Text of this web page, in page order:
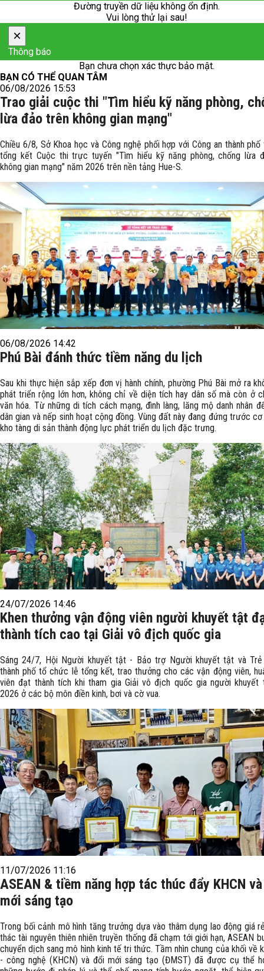
Đường truyền dữ liệu không ổn định.
Vui lòng thử lại sau!
×
Thông báo
Bạn chưa chọn xác thực bảo mật.
BẠN CÓ THỂ QUAN TÂM
06/08/2026 15:53
Trao giải cuộc thi "Tìm hiểu kỹ năng phòng,
lừa đảo trên không gian mạng"
Chiều 6/8, Sở Khoa học và Công nghệ phối hợp với Công an thành
tổng kết Cuộc thi trực tuyến "Tìm hiểu kỹ năng phòng, chống lừa
không gian mạng" năm 2026 trên nền tảng Hue-S.
06/08/2026 14:42
Phú Bài đánh thức tiềm năng du lịch
Sau khi thực hiện sắp xếp đơn vị hành chính, phường Phú Bài mở ra
phát triển rộng lớn hơn, không chỉ về diện tích hay dân số mà còn ở
văn hóa. Từ những di tích cách mạng, đình làng, lăng mộ danh nhân
dân gian và nếp sinh hoạt cộng đồng. Vùng đất này đang đứng trước
kho tàng di sản thành động lực phát triển du lịch đặc trưng.
24/07/2026 14:46
Khen thưởng vận động viên người khuyết tật
thành tích cao tại Giải vô địch quốc gia
Sáng 24/7, Hội Người khuyết tật - Bảo trợ Người khuyết tật và
thành phố tổ chức lễ tổng kết, trao thưởng cho các vận động viên,
viên đạt thành tích khi tham gia Giải vô địch quốc gia người khuyết
2026 ở các bộ môn điền kinh, bơi và cờ vua.
11/07/2026 11:16
ASEAN & tiềm năng hợp tác thúc đẩy KHCN
mới sáng tạo
Trong bối cảnh mô hình tăng trưởng dựa vào thâm dụng lao động giá
thác tài nguyên thiên nhiên truyền thống đã chạm tới giới hạn, ASEAN
chuyển dịch sang mô hình kinh tế tri thức. Tầm nhìn chung của khối về
- công nghệ (KHCN) và đổi mới sáng tạo (ĐMST) đã được cụ thể